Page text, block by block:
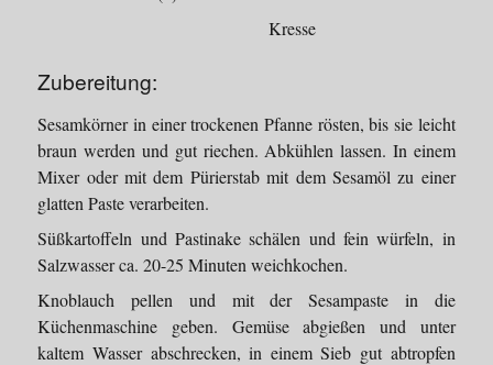
Kresse
Zubereitung:
Sesamkörner in einer trockenen Pfanne rösten, bis sie leicht
braun werden und gut riechen. Abkühlen lassen. In einem
Mixer oder mit dem Pürierstab mit dem Sesamöl zu einer
glatten Paste verarbeiten.
Süßkartoffeln und Pastinake schälen und fein würfeln, in
Salzwasser ca. 20-25 Minuten weichkochen.
Knoblauch pellen und mit der Sesampaste in die
Küchenmaschine geben. Gemüse abgießen und unter
kaltem Wasser abschrecken, in einem Sieb gut abtropfen